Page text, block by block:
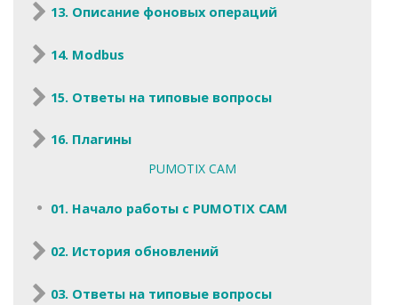
13. Описание фоновых операций
14. Modbus
15. Ответы на типовые вопросы
16. Плагины
PUMOTIX CAM
01. Начало работы с PUMOTIX CAM
02. История обновлений
03. Ответы на типовые вопросы